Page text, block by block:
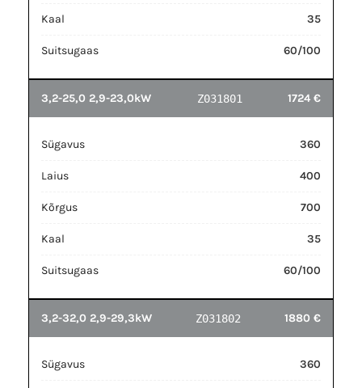
Kaal 35
Suitsugaas 60/100
3,2-25,0 2,9-23,0kW Z031801 1724 €
Sügavus 360
Laius 400
Kõrgus 700
Kaal 35
Suitsugaas 60/100
3,2-32,0 2,9-29,3kW Z031802 1880 €
Sügavus 360